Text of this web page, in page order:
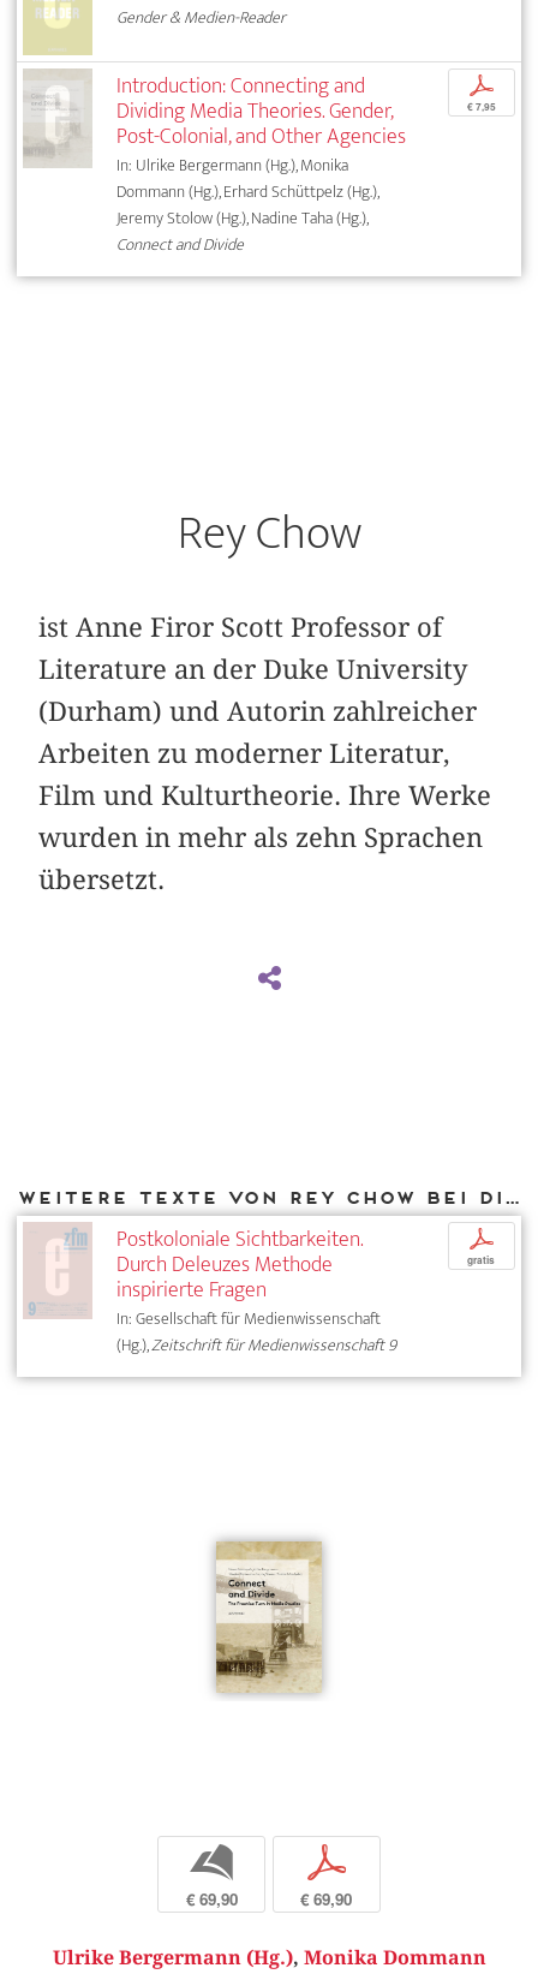
Gender & Medien-Reader
Introduction: Connecting and
Dividing Media Theories. Gender,
Post-Colonial, and Other Agencies
In: Ulrike Bergermann (Hg.), Monika
Dommann (Hg.), Erhard Schüttpelz (Hg.),
Jeremy Stolow (Hg.), Nadine Taha (Hg.),
Connect and Divide
p
€ 7,95
Rey Chow
ist Anne Firor Scott Professor of
Literature an der Duke University
(Durham) und Autorin zahlreicher
Arbeiten zu moderner Literatur,
Film und Kulturtheorie. Ihre Werke
wurden in mehr als zehn Sprachen
übersetzt.
Weitere Texte von Rey Chow bei DIAPHANES
Postkoloniale Sichtbarkeiten.
Durch Deleuzes Methode
inspirierte Fragen
In: Gesellschaft für Medienwissenschaft
(Hg.),Zeitschrift für Medienwissenschaft 9
p
gratis
b
€ 69,90
p
€ 69,90
Ulrike Bergermann (Hg.), Monika Dommann